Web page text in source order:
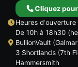
Cliquez
Heures d'ouverture
De 10h à 18h30
BullionVault
3 Shortlands (7th
Hammersmith